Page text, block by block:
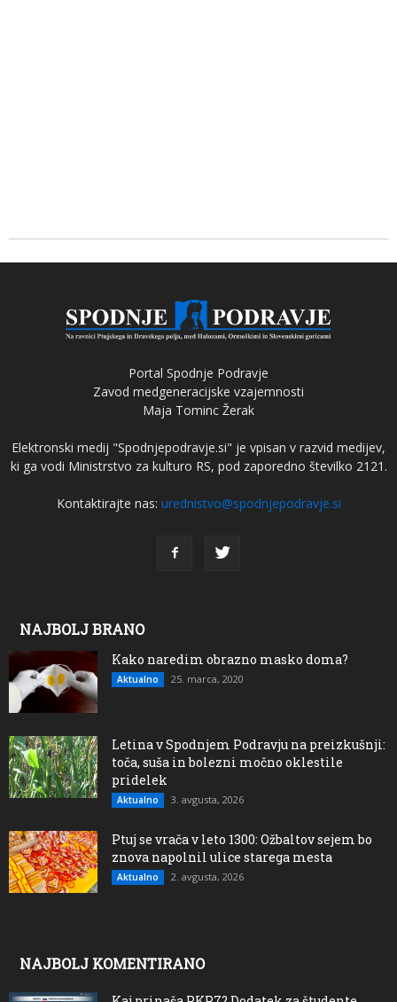
Portal Spodnje Podravje
Zavod medgeneracijske vzajemnosti
Maja Tominc Žerak
Elektronski medij "Spodnjepodravje.si" je vpisan v razvid medijev,
ki ga vodi Ministrstvo za kulturo RS, pod zaporedno številko 2121.
Kontaktirajte nas: urednistvo@spodnjepodravje.si
NAJBOLJ BRANO
Kako naredim obrazno masko doma?
Aktualno 25. marca, 2020
Letina v Spodnjem Podravju na preizkušnji:
toča, suša in bolezni močno oklestile
pridelek
Aktualno 3. avgusta, 2026
Ptuj se vrača v leto 1300: Ožbaltov sejem bo
znova napolnil ulice starega mesta
Aktualno 2. avgusta, 2026
NAJBOLJ KOMENTIRANO